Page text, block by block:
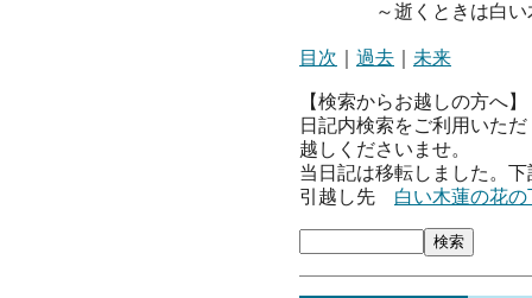
～逝くときは白い木
目次 過去 未来
【検索からお越しの方へ】
日記内検索をご利用いた
越しくださいませ。
当日記は移転しました。
引越し先 白い木蓮の花の